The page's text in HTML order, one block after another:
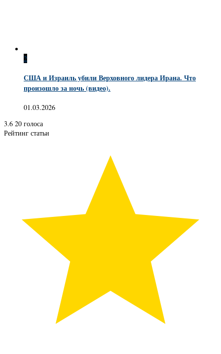
2
США и Израиль убили Верховного лидера Ирана. Что
произошло за ночь (видео).
01.03.2026
3.6 20 голоса
Рейтинг статьи